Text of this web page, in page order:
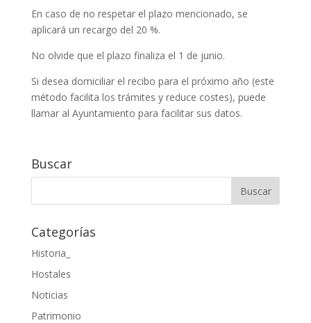
En caso de no respetar el plazo mencionado, se
aplicará un recargo del 20 %.
No olvide que el plazo finaliza el 1 de junio.
Si desea domiciliar el recibo para el próximo año (este
método facilita los trámites y reduce costes), puede
llamar al Ayuntamiento para facilitar sus datos.
Buscar
Categorías
Historia_
Hostales
Noticias
Patrimonio